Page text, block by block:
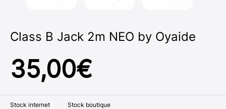
Class B Jack 2m NEO by Oyaide
35,00€
Stock internet
Stock boutique